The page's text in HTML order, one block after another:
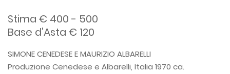
Stima € 400 - 500
Base d'Asta € 120
SIMONE CENEDESE E MAURIZIO ALBARELLI
Produzione Cenedese e Albarelli, Italia 1970 ca.